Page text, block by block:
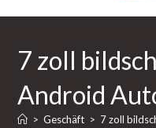
7 zoll
Android
> Geschäft > 7 zoll